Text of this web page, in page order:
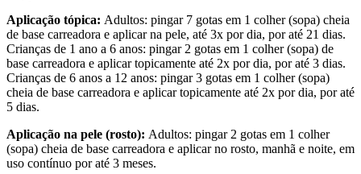
Aplicação tópica: Adultos: pingar 7 gotas em 1 colher (sopa) cheia
de base carreadora e aplicar na pele, até 3x por dia, por até 21 dias.
Crianças de 1 ano a 6 anos: pingar 2 gotas em 1 colher (sopa) de
base carreadora e aplicar topicamente até 2x por dia, por até 3 dias.
Crianças de 6 anos a 12 anos: pingar 3 gotas em 1 colher (sopa)
cheia de base carreadora e aplicar topicamente até 2x por dia, por até
5 dias.
Aplicação na pele (rosto): Adultos: pingar 2 gotas em 1 colher
(sopa) cheia de base carreadora e aplicar no rosto, manhã e noite, em
uso contínuo por até 3 meses.